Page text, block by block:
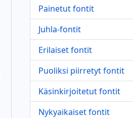
Painetut fontit
Juhla-fontit
Erilaiset fontit
Puoliksi piirretyt fontit
Käsinkirjoitetut fontit
Nykyaikaiset fontit